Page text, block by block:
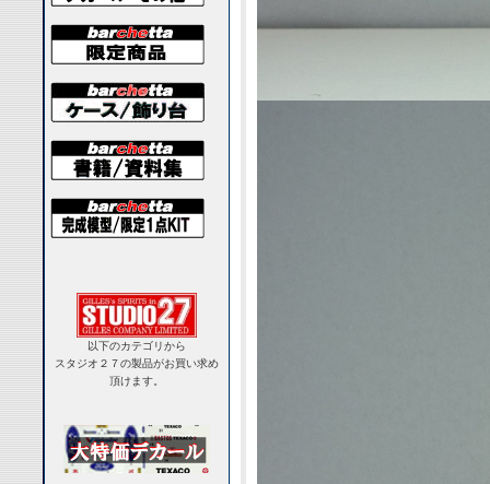
以下のカテゴリから
スタジオ２７の製品がお買い求め
頂けます。